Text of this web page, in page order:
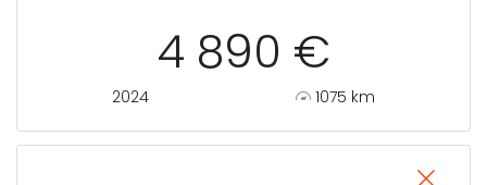
4 890 €
2024 1075 km